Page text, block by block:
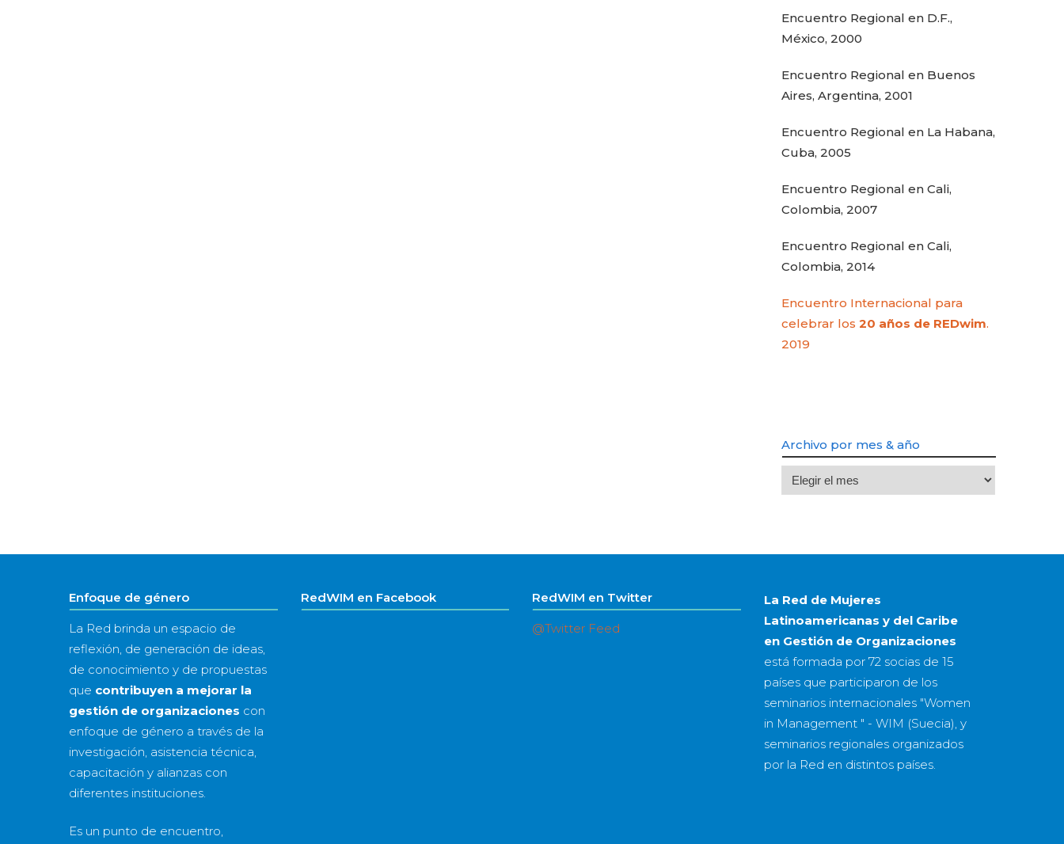
Encuentro Regional en D.F.,
México, 2000
Encuentro Regional en Buenos
Aires, Argentina, 2001
Encuentro Regional en La Habana,
Cuba, 2005
Encuentro Regional en Cali,
Colombia, 2007
Encuentro Regional en Cali,
Colombia, 2014
Encuentro Internacional para
celebrar los 20 años de REDwim.
2019
Archivo por mes & año
Archivo
por
año
Enfoque de género
La Red brinda un espacio de
reflexión, de generación de ideas,
de conocimiento y de propuestas
que contribuyen a mejorar la
gestión de organizaciones con
enfoque de género a través de la
investigación, asistencia técnica,
capacitación y alianzas con
diferentes instituciones.
Es un punto de encuentro,
RedWIM en Facebook RedWIM en Twitter
@Twitter Feed
La Red de Mujeres
Latinoamericanas y del Caribe
en Gestión de Organizaciones
está formada por 72 sociasde 15
paísesque participaron de los
seminarios internacionales "Women
in Management " - WIM (Suecia), y
seminarios regionales organizados
por la Red en distintos países.